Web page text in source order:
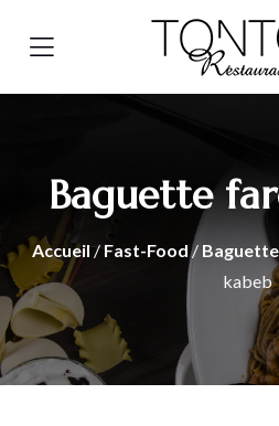
Baguette
Accueil/Fast-Food/
kabeb